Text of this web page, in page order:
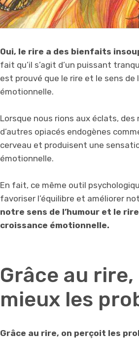
Oui, le rire a des bienfaits
fait qu’il s’agit d’un puissant
est prouvé que le rire et le sens
émotionnelle.
Lorsque nous rions aux éclats,
d’autres opiacés endogènes
cerveau et produisent une
émotionnelle.
En fait, ce même outil
favoriser l’équilibre et améliorer
notre sens de l’humour et le
croissance émotionnelle.
Grâce au
mieux les
Grâce au rire, on perçoit les